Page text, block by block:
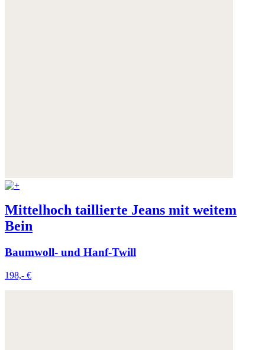
Mittelhoch taillierte Jeans mit weitem
Bein
Baumwoll- und Hanf-Twill
198,- €